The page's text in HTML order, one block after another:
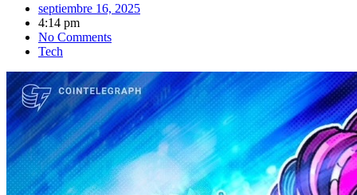
septiembre 16, 2025
4:14 pm
No Comments
Tech